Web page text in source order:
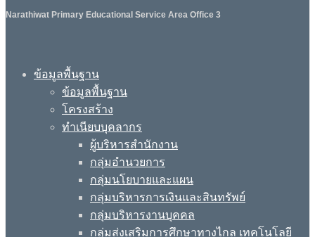
Narathiwat Primary Educational Service Area Office 3
ข้อมูลพื้นฐาน
ข้อมูลพื้นฐาน
โครงสร้าง
ทำเนียบบุคลากร
ผู้บริหารสำนักงาน
กลุ่มอำนวยการ
กลุ่มนโยบายและแผน
กลุ่มบริหารการเงินและสินทรัพย์
กลุ่มบริหารงานบุคคล
กลุ่มส่งเสริมการศึกษาทางไกล เทคโนโลยี